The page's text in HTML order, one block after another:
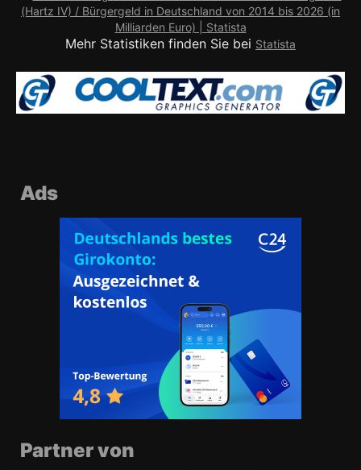
Mehr Statistiken finden Sie bei Statista
Ads
Partner von